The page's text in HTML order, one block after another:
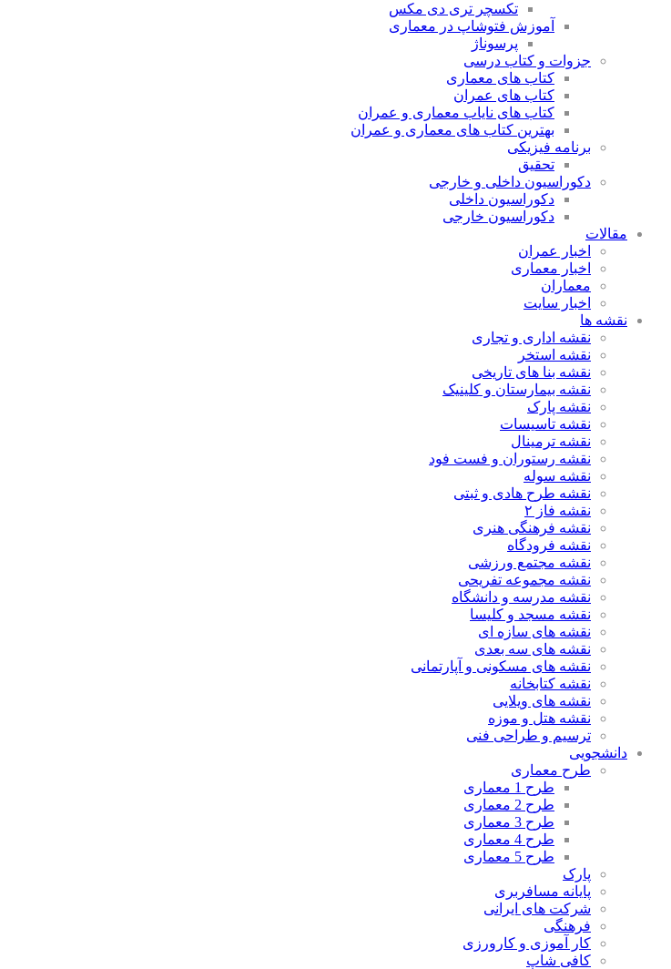
تکسچر تری دی مکس
آموزش فتوشاپ در معماری
پرسوناژ
جزوات و کتاب درسی
کتاب های معماری
کتاب های عمران
کتاب های نایاب معماری و عمران
بهترین کتاب های معماری و عمران
برنامه فیزیکی
تحقیق
دکوراسیون داخلی و خارجی
دکوراسیون داخلی
دکوراسیون خارجی
مقالات
اخبار عمران
اخبار معماری
معماران
اخبار سایت
نقشه ها
نقشه اداری و تجاری
نقشه استخر
نقشه بنا های تاریخی
نقشه بیمارستان و کلینیک
نقشه پارک
نقشه تاسیسات
نقشه ترمینال
نقشه رستوران و فست فود
نقشه سوله
نقشه طرح هادی و ثبتی
نقشه فاز ۲
نقشه فرهنگی هنری
نقشه فرودگاه
نقشه مجتمع ورزشی
نقشه مجموعه تفریحی
نقشه مدرسه و دانشگاه
نقشه مسجد و کلیسا
نقشه های سازه ای
نقشه های سه بعدی
نقشه های مسکونی و آپارتمانی
نقشه کتابخانه
نقشه های ویلایی
نقشه هتل و موزه
ترسیم و طراحی فنی
دانشجویی
طرح معماری
طرح 1 معماری
طرح 2 معماری
طرح 3 معماری
طرح 4 معماری
طرح 5 معماری
پارک
پایانه مسافربری
شرکت های ایرانی
فرهنگی
کار آموزی و کارورزی
کافی شاپ